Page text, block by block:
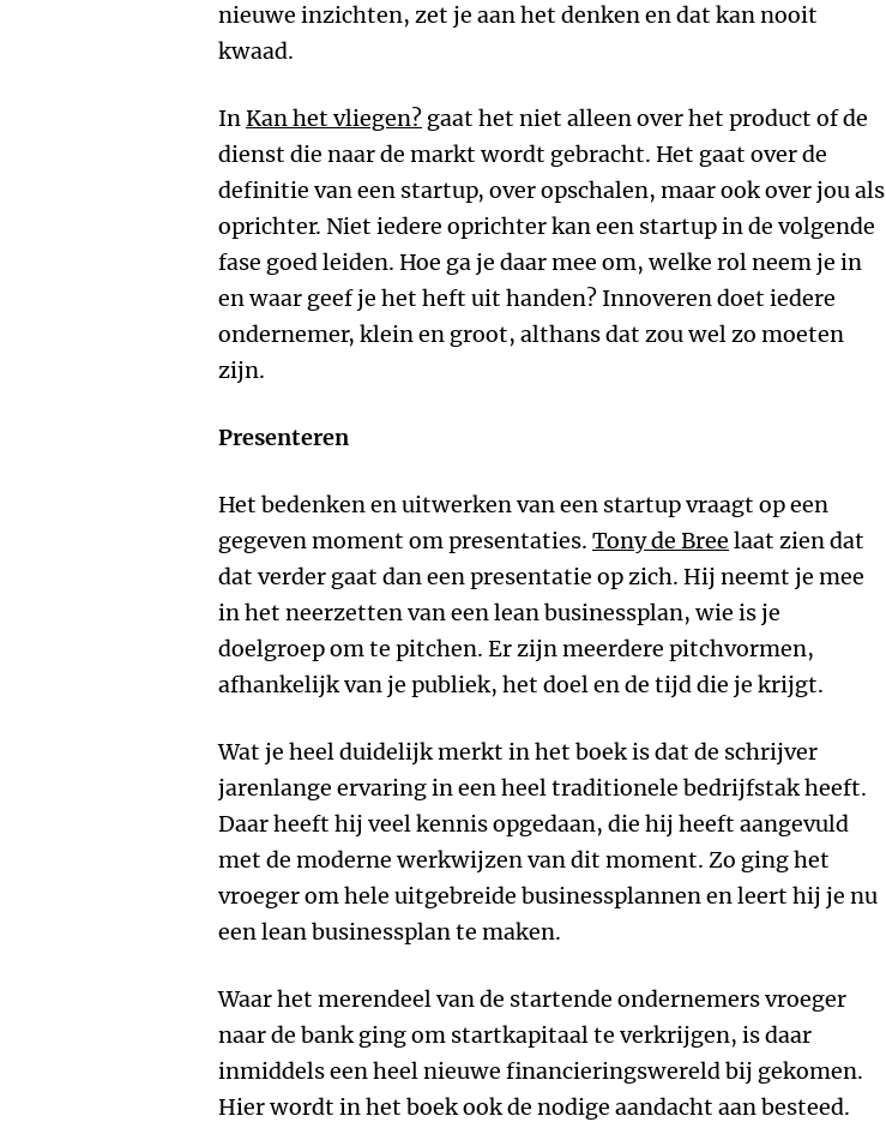
nieuwe inzichten, zet je aan het denken en dat kan nooit
kwaad.
InKan het vliegen? gaat het niet alleen over het product of de
dienst die naar de markt wordt gebracht. Het gaat over de
definitie van een startup, over opschalen, maar ook over jou als
oprichter. Niet iedere oprichter kan een startup in de volgende
fase goed leiden. Hoe ga je daar mee om, welke rol neem je in
en waar geef je het heft uit handen? Innoveren doet iedere
ondernemer, klein en groot, althans dat zou wel zo moeten
zijn.
Presenteren
Het bedenken en uitwerken van een startup vraagt op een
gegeven moment om presentaties. Tony de Bree laat zien dat
dat verder gaat dan een presentatie op zich. Hij neemt je mee
in het neerzetten van een lean businessplan, wie is je
doelgroep om te pitchen. Er zijn meerdere pitchvormen,
afhankelijk van je publiek, het doel en de tijd die je krijgt.
Wat je heel duidelijk merkt in het boek is dat de schrijver
jarenlange ervaring in een heel traditionele bedrijfstak heeft.
Daar heeft hij veel kennis opgedaan, die hij heeft aangevuld
met de moderne werkwijzen van dit moment. Zo ging het
vroeger om hele uitgebreide businessplannen en leert hij je nu
een lean businessplan te maken.
Waar het merendeel van de startende ondernemers vroeger
naar de bank ging om startkapitaal te verkrijgen, is daar
inmiddels een heel nieuwe financieringswereld bij gekomen.
Hier wordt in het boek ook de nodige aandacht aan besteed.